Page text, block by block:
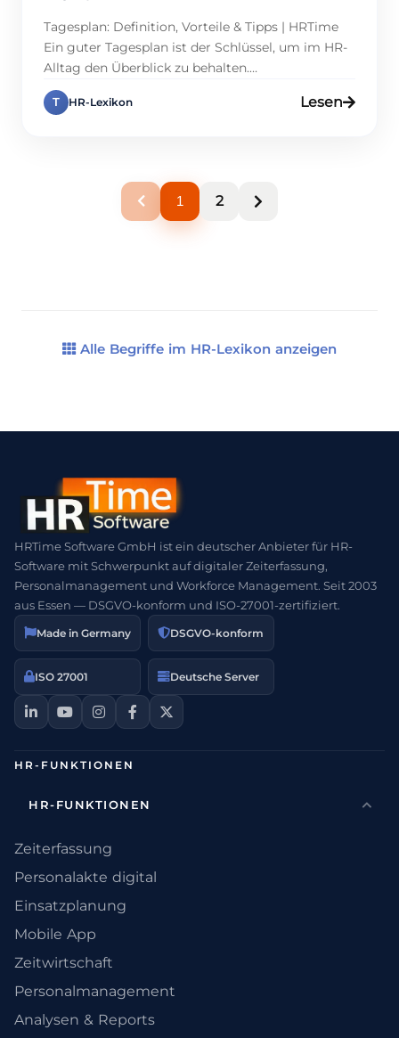
Tagesplan: Definition, Vorteile & Tipps | HRTime
Ein guter Tagesplan ist der Schlüssel, um im HR-
Alltag den Überblick zu behalten.
Personalmanager und Führungskräfte jonglieren
täglich mit Meetings, Mitarbeitergesprächen und
fördert. Doch wie erstellt man einen effektiven
Plan, der Prioritäten […]
T HR-Lexikon Lesen
1 2
Alle Begriffe im HR-Lexikon anzeigen
HRTime Software GmbH ist ein deutscher Anbieter für HR-
Software mit Schwerpunkt auf digitaler Zeiterfassung,
Personalmanagement und Workforce Management. Seit 2003
aus Essen — DSGVO-konform und ISO-27001-zertifiziert.
Made in Germany DSGVO-konform
ISO 27001 Deutsche Server
HR-FUNKTIONEN
HR-FUNKTIONEN
Zeiterfassung
Personalakte digital
Einsatzplanung
Mobile App
Zeitwirtschaft
Personalmanagement
Analysen & Reports